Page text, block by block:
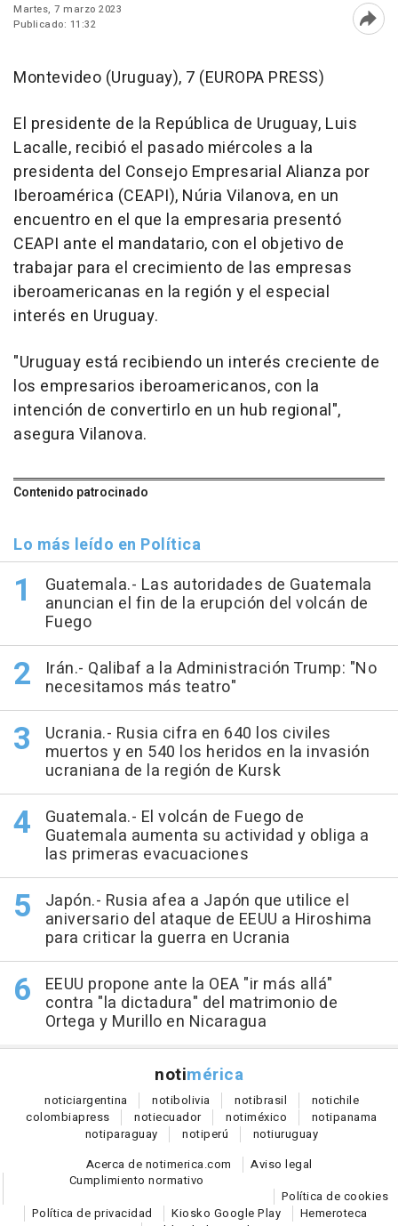
Martes, 7 marzo 2023
Publicado: 11:32
Montevideo (Uruguay), 7 (EUROPA PRESS)
El presidente de la República de Uruguay, Luis
Lacalle, recibió el pasado miércoles a la
presidenta del Consejo Empresarial Alianza por
Iberoamérica (CEAPI), Núria Vilanova, en un
encuentro en el que la empresaria presentó
CEAPI ante el mandatario, con el objetivo de
trabajar para el crecimiento de las empresas
iberoamericanas en la región y el especial
interés en Uruguay.
"Uruguay está recibiendo un interés creciente de
los empresarios iberoamericanos, con la
intención de convertirlo en un hub regional",
asegura Vilanova.
Contenido patrocinado
Lo más leído en Política
Guatemala.- Las autoridades de Guatemala
anuncian el fin de la erupción del volcán de
Fuego
Irán.- Qalibaf a la Administración Trump: "No
necesitamos más teatro"
Ucrania.- Rusia cifra en 640 los civiles
muertos y en 540 los heridos en la invasión
ucraniana de la región de Kursk
Guatemala.- El volcán de Fuego de
Guatemala aumenta su actividad y obliga a
las primeras evacuaciones
Japón.- Rusia afea a Japón que utilice el
aniversario del ataque de EEUU a Hiroshima
para criticar la guerra en Ucrania
EEUU propone ante la OEA "ir más allá"
contra "la dictadura" del matrimonio de
Ortega y Murillo en Nicaragua
notimérica
noticiargentina notibolivia notibrasil notichile
colombiapress notiecuador notiméxico notipanama
notiparaguay notiperú notiuruguay
Acerca de notimerica.com
Aviso legal
Cumplimiento normativo
Política de cookies
Política de privacidad
Kiosko Google Play
Hemeroteca